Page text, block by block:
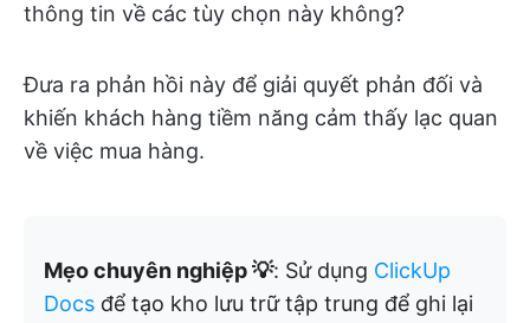
thông tin về các tùy chọn này không?
Đưa ra phản hồi này để giải quyết phản đối và
khiến khách hàng tiềm năng cảm thấy lạc quan
về việc mua hàng.
Mẹo chuyên nghiệp 💡: Sử dụng ClickUp
Docs để tạo kho lưu trữ tập trung để ghi lại